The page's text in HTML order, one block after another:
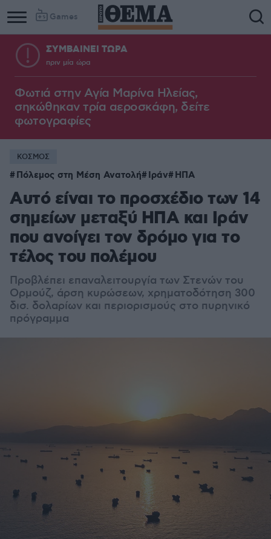
Games
ΣΥΜΒΑΙΝΕΙ ΤΩΡΑ
πριν μία ώρα
Φωτιά στην Aγία Μαρίνα Ηλείας,
σηκώθηκαν τρία αεροσκάφη, δείτε
φωτογραφίες
ΚΟΣΜΟΣ
Πόλεμος στη Μέση Ανατολή Ιράν ΗΠΑ
Αυτό είναι το προσχέδιο των 14
σημείων μεταξύ ΗΠΑ και Ιράν
που ανοίγει τον δρόμο για το
τέλος του πολέμου
Προβλέπει επαναλειτουργία των Στενών του
Ορμούζ, άρση κυρώσεων, χρηματοδότηση 300
δισ. δολαρίων και περιορισμούς στο πυρηνικό
πρόγραμμα